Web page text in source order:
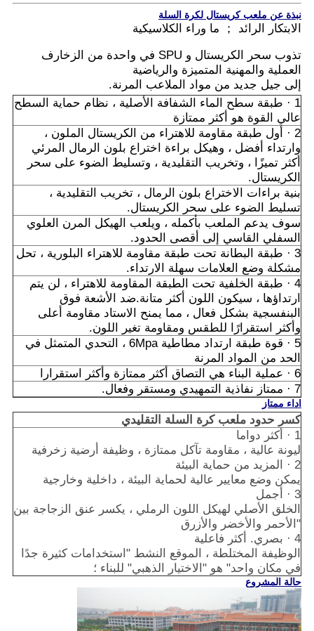
نبذة عن ملعب كريستال لكرة السلة
الابتكار الرائد ； ما وراء الكلاسيكية
تذوب سحر الكريستال و SPU في واحدة من الزخارف
العملية والمهنية المتميزة والرياضية
إلى جيل جديد من مواد الملاعب المرنة.
1 · طبقة سطح الماء الشفافة الأصلية ، نظام حماية السطح
عالي القوة هو أكثر ممتازة
2 · أول طبقة مقاومة للاهتراء من الكريستال الملون ،
وارتداء أفضل ، وهيكل براءة اختراع بلون الرمال المرئي
أكثر تميزًا ، وتخريب التقليدية ، وتسليط الضوء على سحر
الكريستال.
بنية براءات الاختراع بلون الرمال ، تخريب التقليدية ،
تسليط الضوء على سحر الكريستال.
سوف يدعم الملعب بأكمله ، ويلعب الهيكل المرن العلوي
السفلي القاسي إلى أقصى الحدود.
3 · طبقة البطانة تحت طبقة مقاومة للاهتراء البلورية ، تحل
مشكلة وضع العلامات سهلة الارتداء.
4 · طبقة الخلفية تحت الطبقة المقاومة للاهتراء ، لن يتم
ارتداؤها ، سيكون اللون أكثر متانة.ضد الأشعة فوق
البنفسجية بشكل فعال ، مما يمنح الاستاد مقاومة أعلى
وأكثر استقرارًا للطقس ومقاومة تغير اللون.
5 · قوة طبقة ارتداد مطاطية 6Mpa ، التحدي المتمثل في
الحد من المواد المرنة
6 · عملية البناء هي التصاق أكثر ممتازة وأكثر استقرارا
7 · ممتاز نفاذية التمهيدي ومستقر وفعال.
اداء ممتاز
كسر حدود ملعب كرة السلة التقليدي
1 · أكثر دواما
ليونة عالية ، مقاومة تآكل ممتازة ، وظيفة أرضية زخرفية
2 · المزيد من حماية البيئة
يمكن وضع معايير عالية لحماية البيئة ، داخلية وخارجية
3 · أجمل
الخلق الأصلي لهيكل اللون الرملي ، يكسر عنق الزجاجة بين
"الأحمر والأخضر والأزرق
4 · بصري. أكثر فاعلية
الوظيفة المختلطة ، الموقع النشط "استخدامات كثيرة جدًا
في مكان واحد" هو "الاختيار الذهبي" للبناء ؛
حالة المشروع